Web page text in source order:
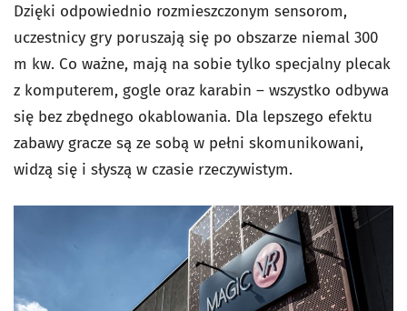
Dzięki odpowiednio rozmieszczonym sensorom,
uczestnicy gry poruszają się po obszarze niemal 300
m kw. Co ważne, mają na sobie tylko specjalny plecak
z komputerem, gogle oraz karabin – wszystko odbywa
się bez zbędnego okablowania. Dla lepszego efektu
zabawy gracze są ze sobą w pełni skomunikowani,
widzą się i słyszą w czasie rzeczywistym.